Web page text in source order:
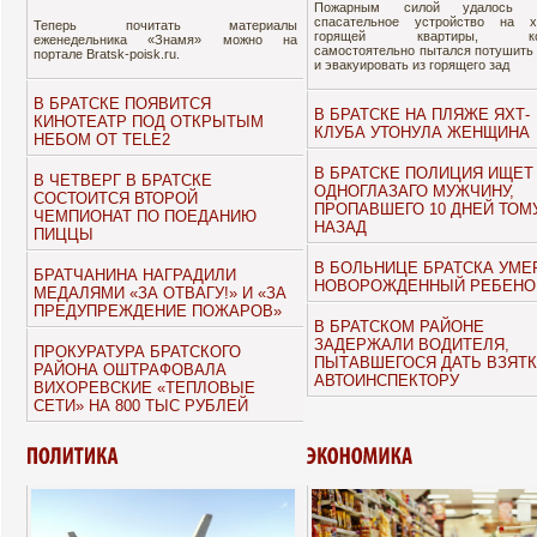
Теперь почитать материалы
еженедельника «Знамя» можно на
портале Bratsk-poisk.ru.
В БРАТСКЕ ПОЯВИТСЯ
КИНОТЕАТР ПОД ОТКРЫТЫМ
НЕБОМ ОТ TELE2
В ЧЕТВЕРГ В БРАТСКЕ
СОСТОИТСЯ ВТОРОЙ
ЧЕМПИОНАТ ПО ПОЕДАНИЮ
ПИЦЦЫ
БРАТЧАНИНА НАГРАДИЛИ
МЕДАЛЯМИ «ЗА ОТВАГУ!» И «ЗА
ПРЕДУПРЕЖДЕНИЕ ПОЖАРОВ»
ПРОКУРАТУРА БРАТСКОГО
РАЙОНА ОШТРАФОВАЛА
ВИХОРЕВСКИЕ «ТЕПЛОВЫЕ
СЕТИ» НА 800 ТЫС РУБЛЕЙ
Пожарным силой удалось
спасательное устройство на
горящей квартиры,
самостоятельно пытался
и эвакуировать из горящего зад
В БРАТСКЕ НА ПЛЯЖЕ ЯХТ-
КЛУБА УТОНУЛА ЖЕНЩИНА
В БРАТСКЕ ПОЛИЦИЯ ИЩЕТ
ОДНОГЛАЗАГО МУЖЧИНУ,
ПРОПАВШЕГО 10 ДНЕЙ
НАЗАД
В БОЛЬНИЦЕ БРАТСКА
НОВОРОЖДЕННЫЙ
В БРАТСКОМ РАЙОНЕ
ЗАДЕРЖАЛИ ВОДИТЕЛЯ,
ПЫТАВШЕГОСЯ ДАТЬ
АВТОИНСПЕКТОРУ